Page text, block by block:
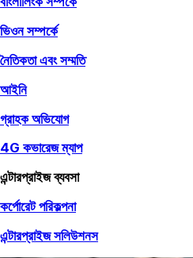
ভিওন সম্পর্কে
নৈতিকতা এবং সম্মতি
আইনি
গ্রাহক অভিযোগ
4G কভারেজ ম্যাপ
এন্টারপ্রাইজ ব্যবসা
কর্পোরেট পরিকল্পনা
এন্টারপ্রাইজ সলিউশনস